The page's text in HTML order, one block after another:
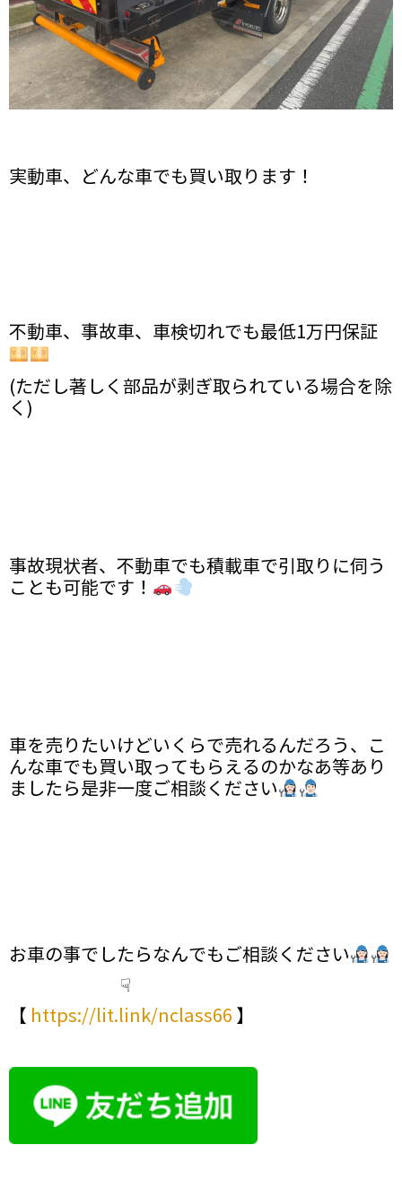
実動車、どんな車でも買い取ります！
不動車、事故車、車検切れでも最低1万円保証
(ただし著しく部品が剥ぎ取られている場合を除
く)
事故現状者、不動車でも積載車で引取りに伺う
ことも可能です！
車を売りたいけどいくらで売れるんだろう、こ
んな車でも買い取ってもらえるのかなあ等あり
ましたら是非一度ご相談ください
お車の事でしたらなんでもご相談ください
☟
【 https://lit.link/nclass66 】